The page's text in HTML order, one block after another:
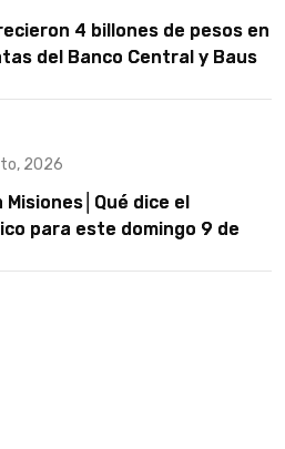
4 billones de pesos en
del Banco Central y Bausili
2026
Misiones│Qué dice el
para este domingo 9 de